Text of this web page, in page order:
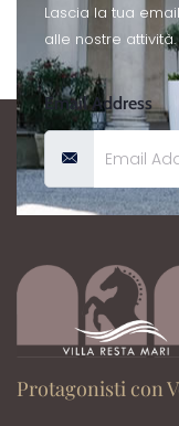
Lascia la tua
alle nostre attività.
Email Address
Protagonisti con